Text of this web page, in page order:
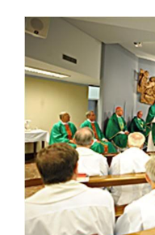
Ver
más
grande